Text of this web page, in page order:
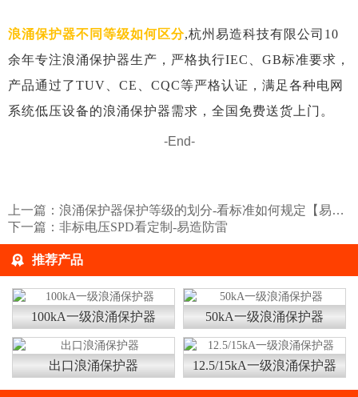
浪涌保护器不同等级如何区分,杭州易造科技有限公司10
余年专注浪涌保护器生产，严格执行IEC、GB标准要求，
产品通过了TUV、CE、CQC等严格认证，满足各种电网
系统低压设备的浪涌保护器需求，全国免费送货上门。
-End-
上一篇： 浪涌保护器保护等级的划分-看标准如何规定【易造】
下一篇： 非标电压SPD看定制-易造防雷
推荐产品
100kA一级浪涌保护器 50kA一级浪涌保护器
出口浪涌保护器 12.5/15kA一级浪涌保护器